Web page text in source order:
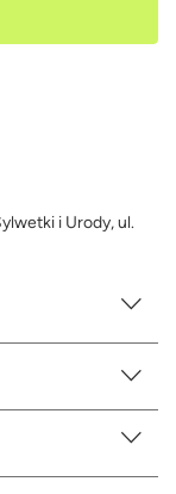
i Urody, ul.